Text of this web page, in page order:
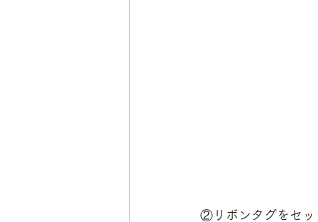
②リボンタグをセッ